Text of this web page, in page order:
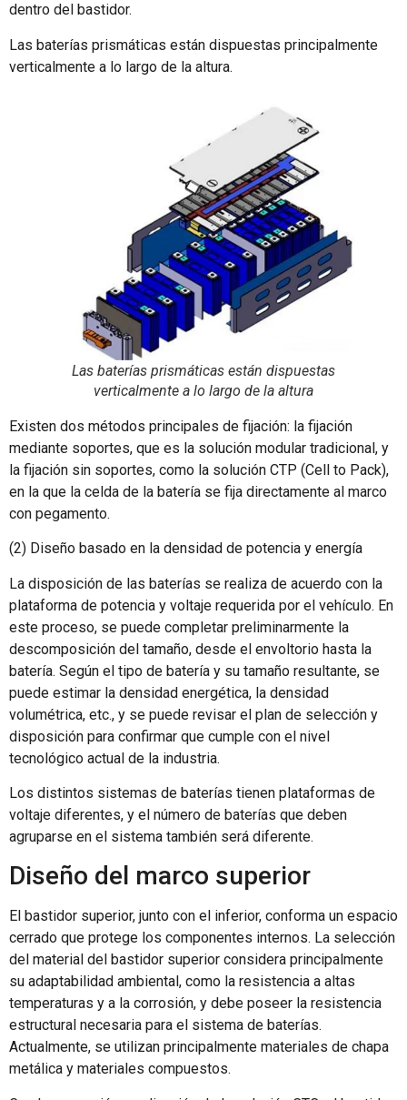
dentro del bastidor.
Las baterías prismáticas están dispuestas principalmente
verticalmente a lo largo de la altura.
Las baterías prismáticas están dispuestas
verticalmente a lo largo de la altura
Existen dos métodos principales de fijación: la fijación
mediante soportes, que es la solución modular tradicional, y
la fijación sin soportes, como la solución CTP (Cell to Pack),
en la que la celda de la batería se fija directamente al marco
con pegamento.
(2) Diseño basado en la densidad de potencia y energía
La disposición de las baterías se realiza de acuerdo con la
plataforma de potencia y voltaje requerida por el vehículo. En
este proceso, se puede completar preliminarmente la
descomposición del tamaño, desde el envoltorio hasta la
batería. Según el tipo de batería y su tamaño resultante, se
puede estimar la densidad energética, la densidad
volumétrica, etc., y se puede revisar el plan de selección y
disposición para confirmar que cumple con el nivel
tecnológico actual de la industria.
Los distintos sistemas de baterías tienen plataformas de
voltaje diferentes, y el número de baterías que deben
agruparse en el sistema también será diferente.
Diseño del marco superior
El bastidor superior, junto con el inferior, conforma un espacio
cerrado que protege los componentes internos. La selección
del material del bastidor superior considera principalmente
su adaptabilidad ambiental, como la resistencia a altas
temperaturas y a la corrosión, y debe poseer la resistencia
estructural necesaria para el sistema de baterías.
Actualmente, se utilizan principalmente materiales de chapa
metálica y materiales compuestos.